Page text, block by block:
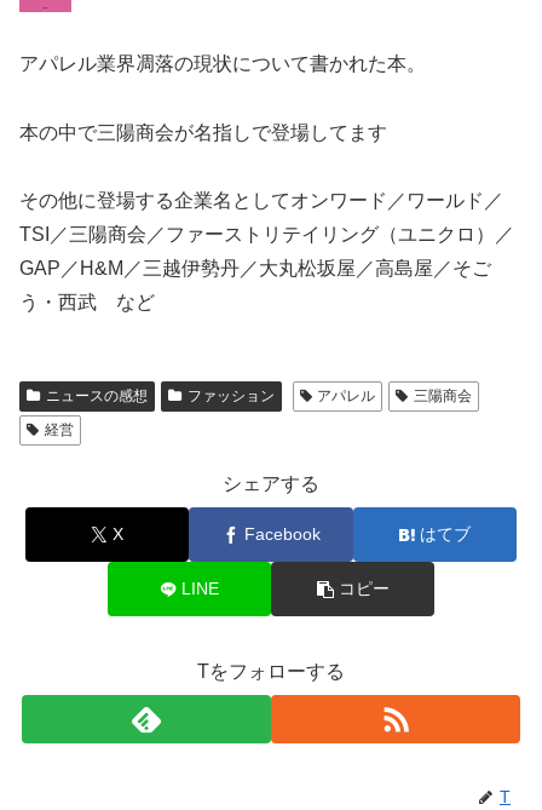
アパレル業界凋落の現状について書かれた本。
本の中で三陽商会が名指しで登場してます
その他に登場する企業名としてオンワード／ワールド／
TSI／三陽商会／ファーストリテイリング（ユニクロ）／
GAP／H&M／三越伊勢丹／大丸松坂屋／高島屋／そご
う・西武 など
ニュースの感想 ファッション アパレル
三陽商会
経営
シェアする
X Facebook はてブ
LINE コピー
Tをフォローする
T